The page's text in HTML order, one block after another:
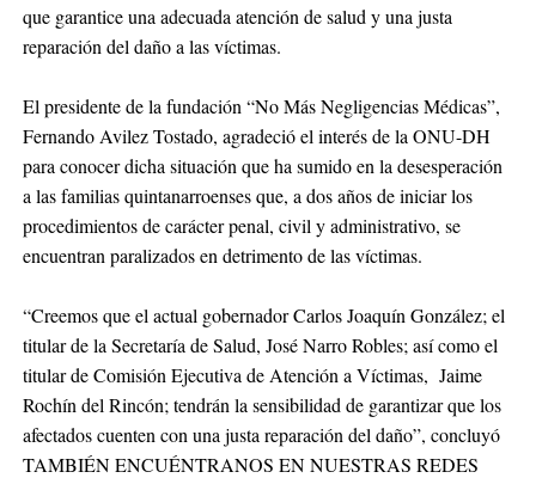
que garantice una adecuada atención de salud y una justa
reparación del daño a las víctimas.
El presidente de la fundación “No Más Negligencias Médicas”,
Fernando Avilez Tostado, agradeció el interés de la ONU-DH
para conocer dicha situación que ha sumido en la desesperación
a las familias quintanarroenses que, a dos años de iniciar los
procedimientos de carácter penal, civil y administrativo, se
encuentran paralizados en detrimento de las víctimas.
“Creemos que el actual gobernador Carlos Joaquín González; el
titular de la Secretaría de Salud, José Narro Robles; así como el
titular de Comisión Ejecutiva de Atención a Víctimas, Jaime
Rochín del Rincón; tendrán la sensibilidad de garantizar que los
afectados cuenten con una justa reparación del daño”, concluyó
TAMBIÉN ENCUÉNTRANOS EN NUESTRAS REDES